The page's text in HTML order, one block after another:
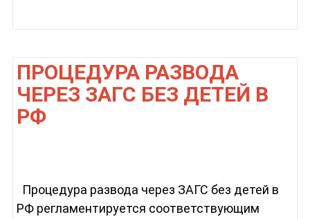
ПРОЦЕДУРА РАЗВОДА
ЧЕРЕЗ ЗАГС БЕЗ ДЕТЕЙ В
РФ
Процедура развода через ЗАГС без детей в
РФ регламентируется соответствующим